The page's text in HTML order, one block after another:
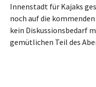
Innenstadt für Kajaks
noch auf die
kein Diskussionsbedarf
gemütlichen Teil des